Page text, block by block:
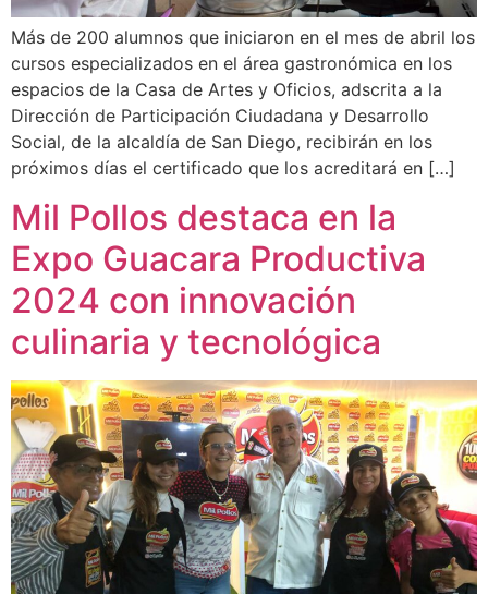
Más de 200 alumnos que iniciaron en el mes de abril los
cursos especializados en el área gastronómica en los
espacios de la Casa de Artes y Oficios, adscrita a la
Dirección de Participación Ciudadana y Desarrollo
Social, de la alcaldía de San Diego, recibirán en los
próximos días el certificado que los acreditará en […]
Mil Pollos destaca en la
Expo Guacara Productiva
2024 con innovación
culinaria y tecnológica